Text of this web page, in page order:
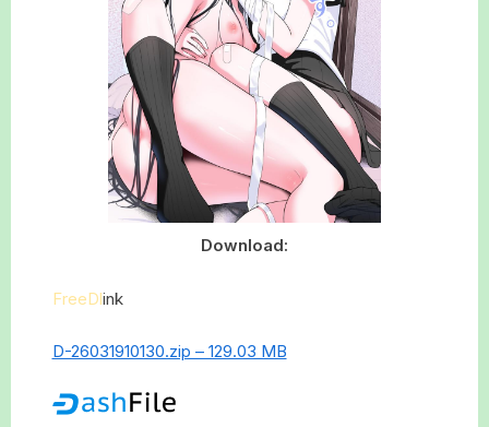
Download:
FreeDlink
D-26031910130.zip – 129.03 MB